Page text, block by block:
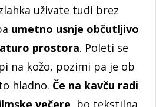
uživate tudi brez
umetno usnje občutljivo
prostora. Poleti se
na kožo, pozimi pa je ob
hladno. Če na kavču radi
večere, bo tekstilna